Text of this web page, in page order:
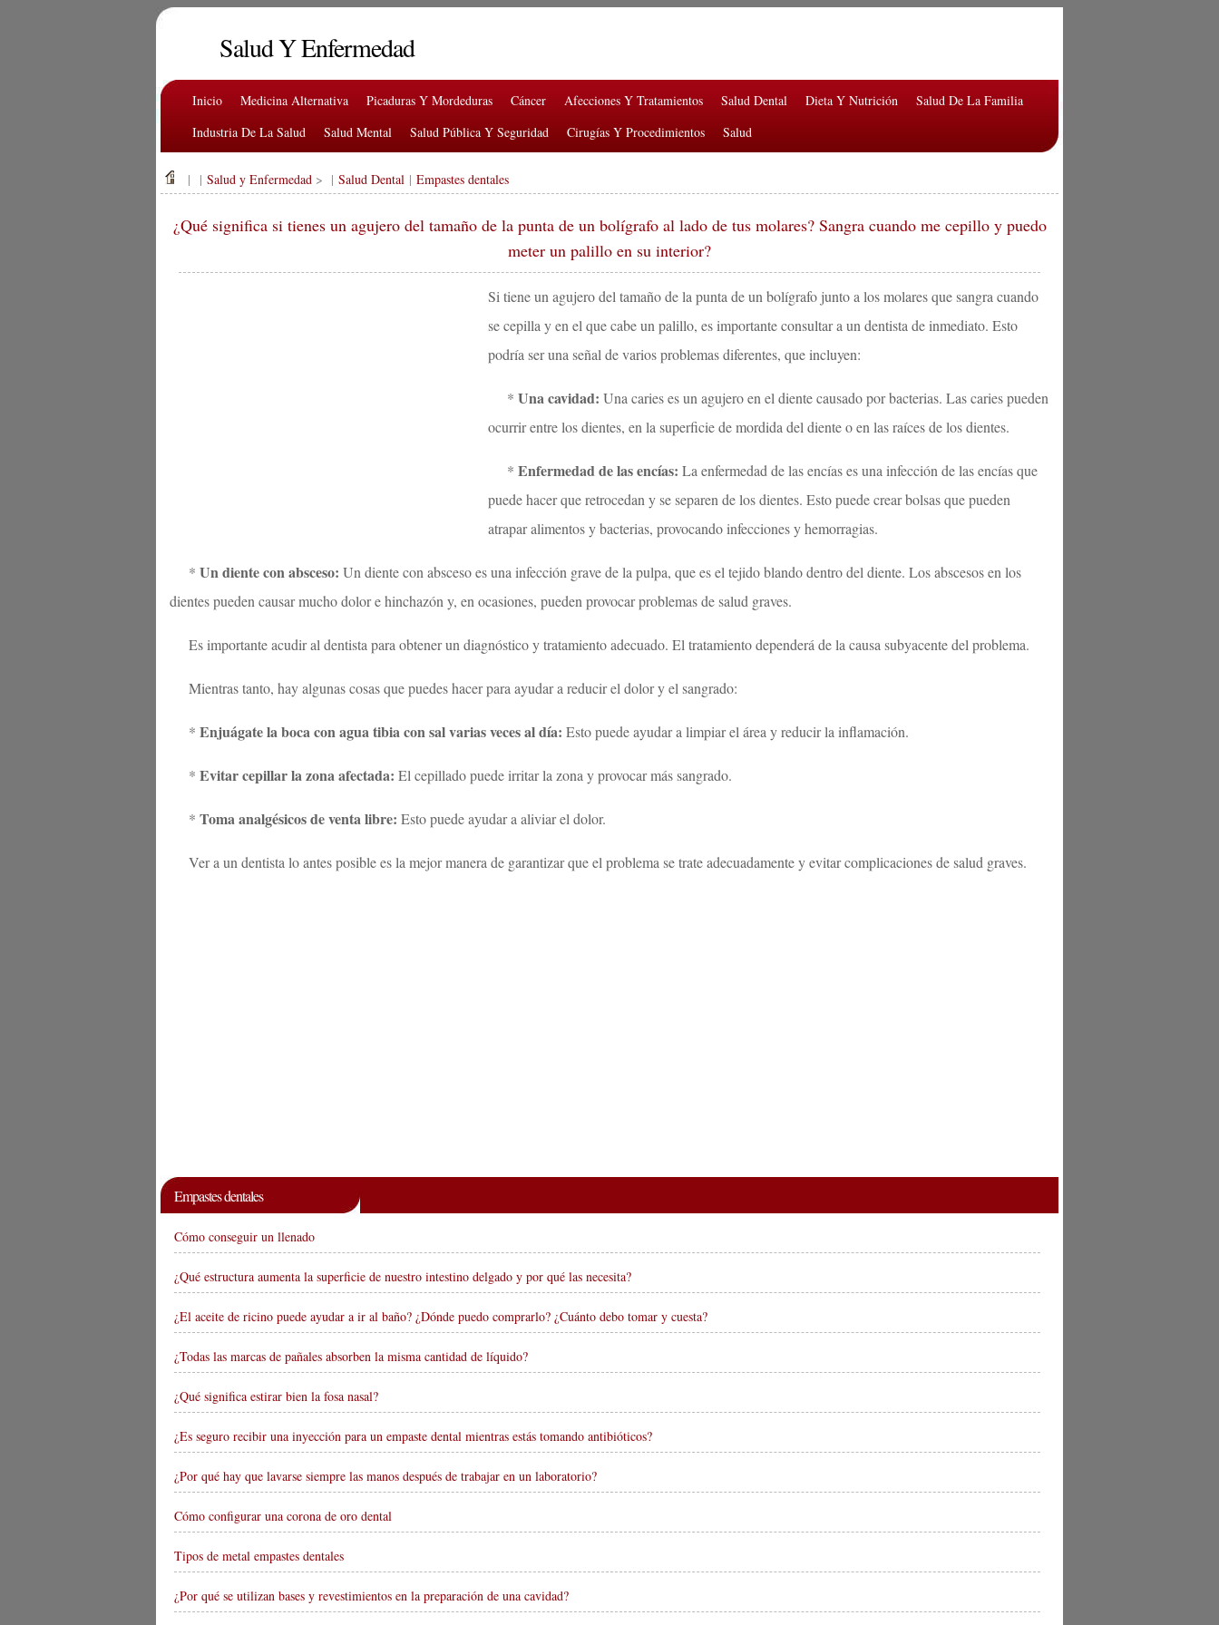
Salud Y Enfermedad
Inicio Medicina Alternativa Picaduras Y Mordeduras Cáncer Afecciones Y Tratamientos Salud Dental Dieta Y Nutrición
Salud De La Familia
Industria De La Salud
Salud Mental Salud Pública Y Seguridad Cirugías Y Procedimientos Salud
| | Salud y Enfermedad > | Salud Dental | Empastes dentales
¿Qué significa si tienes un agujero del tamaño de la punta de un bolígrafo al lado de tus molares? Sangra cuando me cepillo y puedo
meter un palillo en su interior?
Si tiene un agujero del tamaño de la punta de un bolígrafo junto a los molares que sangra cuando
se cepilla y en el que cabe un palillo, es importante consultar a un dentista de inmediato. Esto
podría ser una señal de varios problemas diferentes, que incluyen:
* Una cavidad: Una caries es un agujero en el diente causado por bacterias. Las caries pueden
ocurrir entre los dientes, en la superficie de mordida del diente o en las raíces de los dientes.
* Enfermedad de las encías: La enfermedad de las encías es una infección de las encías que
puede hacer que retrocedan y se separen de los dientes. Esto puede crear bolsas que pueden
atrapar alimentos y bacterias, provocando infecciones y hemorragias.
* Un diente con absceso: Un diente con absceso es una infección grave de la pulpa, que es el tejido blando dentro del diente. Los abscesos en los
dientes pueden causar mucho dolor e hinchazón y, en ocasiones, pueden provocar problemas de salud graves.
Es importante acudir al dentista para obtener un diagnóstico y tratamiento adecuado. El tratamiento dependerá de la causa subyacente del problema.
Mientras tanto, hay algunas cosas que puedes hacer para ayudar a reducir el dolor y el sangrado:
* Enjuágate la boca con agua tibia con sal varias veces al día: Esto puede ayudar a limpiar el área y reducir la inflamación.
* Evitar cepillar la zona afectada: El cepillado puede irritar la zona y provocar más sangrado.
* Toma analgésicos de venta libre: Esto puede ayudar a aliviar el dolor.
Ver a un dentista lo antes posible es la mejor manera de garantizar que el problema se trate adecuadamente y evitar complicaciones de salud graves.
Empastes dentales
Cómo conseguir un llenado
¿Qué estructura aumenta la superficie de nuestro intestino delgado y por qué las necesita?
¿El aceite de ricino puede ayudar a ir al baño? ¿Dónde puedo comprarlo? ¿Cuánto debo tomar y cuesta?
¿Todas las marcas de pañales absorben la misma cantidad de líquido?
¿Qué significa estirar bien la fosa nasal?
¿Es seguro recibir una inyección para un empaste dental mientras estás tomando antibióticos?
¿Por qué hay que lavarse siempre las manos después de trabajar en un laboratorio?
Cómo configurar una corona de oro dental
Tipos de metal empastes dentales
¿Por qué se utilizan bases y revestimientos en la preparación de una cavidad?